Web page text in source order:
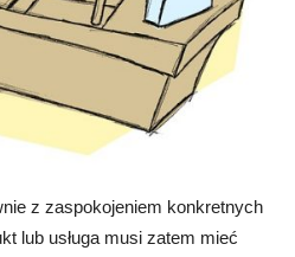
z zaspokojeniem konkretnych
lub usługa musi zatem mieć